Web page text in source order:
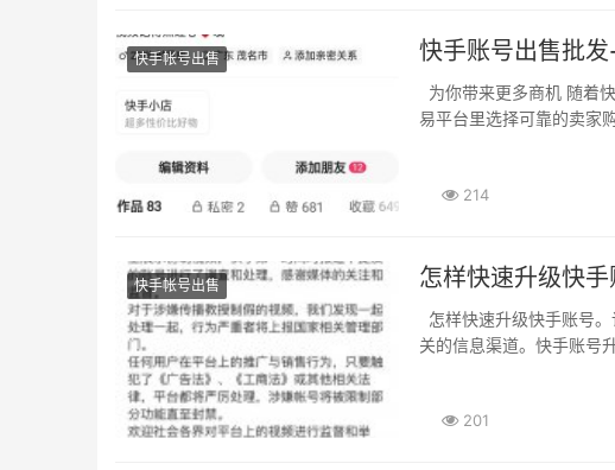
快手帐号出售 快手账号出售批
易平台里选择可靠的卖家
214
快手帐号出售 怎样快速升级快
关的信息渠道。快手账号
201